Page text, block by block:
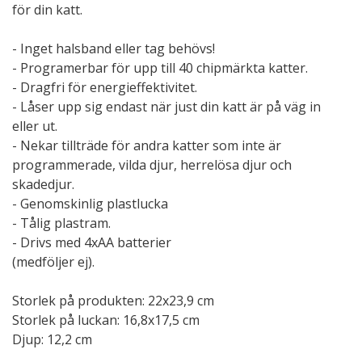
för din katt.
- Inget halsband eller tag behövs!
- Programerbar för upp till 40 chipmärkta katter.
- Dragfri för energieffektivitet.
- Låser upp sig endast när just din katt är på väg in
eller ut.
- Nekar tillträde för andra katter som inte är
programmerade, vilda djur, herrelösa djur och
skadedjur.
- Genomskinlig plastlucka
- Tålig plastram.
- Drivs med 4xAA batterier
(medföljer ej).
Storlek på produkten: 22x23,9 cm
Storlek på luckan: 16,8x17,5 cm
Djup: 12,2 cm